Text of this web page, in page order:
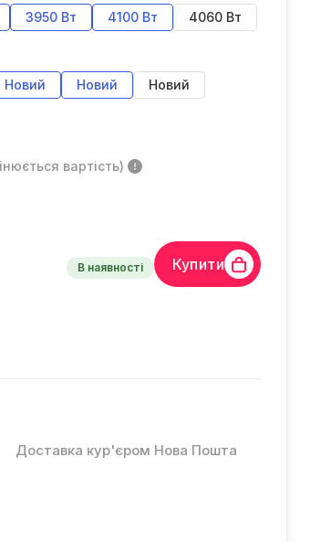
3950 Вт 4100 Вт 4060 Вт
Новий Новий Новий
вартість)
В наявності Купити
Доставка кур'єром Нова Пошта